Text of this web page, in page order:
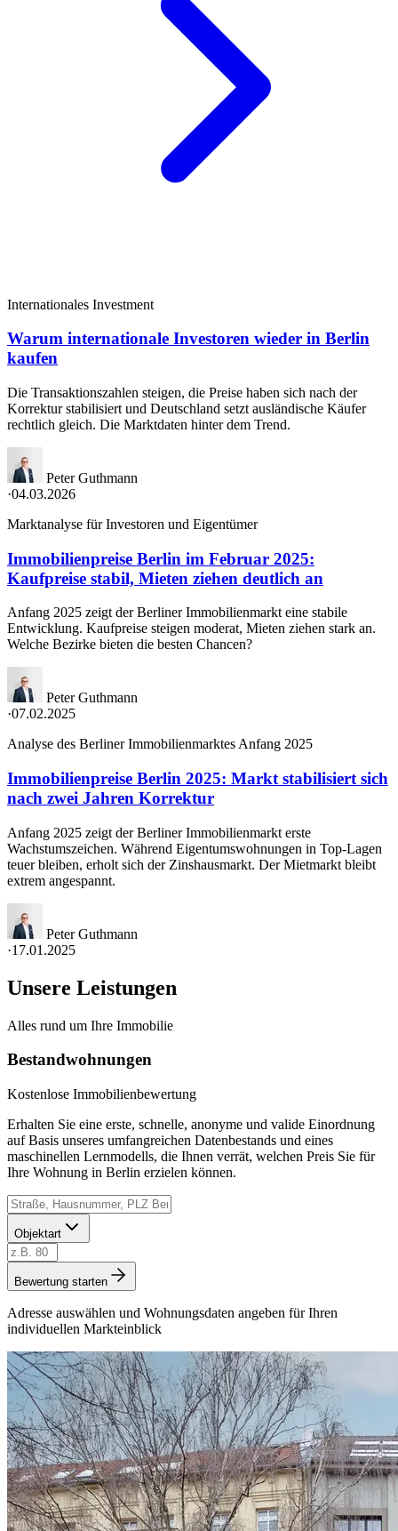
Internationales Investment
Warum internationale Investoren wieder in Berlin
kaufen
Die Transaktionszahlen steigen, die Preise haben sich nach der
Korrektur stabilisiert und Deutschland setzt ausländische Käufer
rechtlich gleich. Die Marktdaten hinter dem Trend.
Peter Guthmann
·04.03.2026
Marktanalyse für Investoren und Eigentümer
Immobilienpreise Berlin im Februar 2025:
Kaufpreise stabil, Mieten ziehen deutlich an
Anfang 2025 zeigt der Berliner Immobilienmarkt eine stabile
Entwicklung. Kaufpreise steigen moderat, Mieten ziehen stark an.
Welche Bezirke bieten die besten Chancen?
Peter Guthmann
·07.02.2025
Analyse des Berliner Immobilienmarktes Anfang 2025
Immobilienpreise Berlin 2025: Markt stabilisiert sich
nach zwei Jahren Korrektur
Anfang 2025 zeigt der Berliner Immobilienmarkt erste
Wachstumszeichen. Während Eigentumswohnungen in Top-Lagen
teuer bleiben, erholt sich der Zinshausmarkt. Der Mietmarkt bleibt
extrem angespannt.
Peter Guthmann
·17.01.2025
Unsere Leistungen
Alles rund um Ihre Immobilie
Bestandwohnungen
Kostenlose Immobilienbewertung
Erhalten Sie eine erste, schnelle, anonyme und valide Einordnung
auf Basis unseres umfangreichen Datenbestands und eines
maschinellen Lernmodells, die Ihnen verrät, welchen Preis Sie für
Ihre Wohnung in Berlin erzielen können.
Objektart
Bewertung starten
Adresse auswählen und Wohnungsdaten angeben für Ihren
individuellen Markteinblick